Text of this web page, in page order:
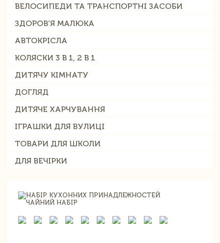
ВЕЛОСИПЕДИ ТА ТРАНСПОРТНІ ЗАСОБИ
ЗДОРОВ'Я МАЛЮКА
АВТОКРІСЛА
КОЛЯСКИ 3 В 1, 2 В 1
ДИТЯЧУ КІМНАТУ
ДОГЛЯД
ДИТЯЧЕ ХАРЧУВАННЯ
ІГРАШКИ ДЛЯ ВУЛИЦІ
ТОВАРИ ДЛЯ ШКОЛИ
ДЛЯ ВЕЧІРКИ